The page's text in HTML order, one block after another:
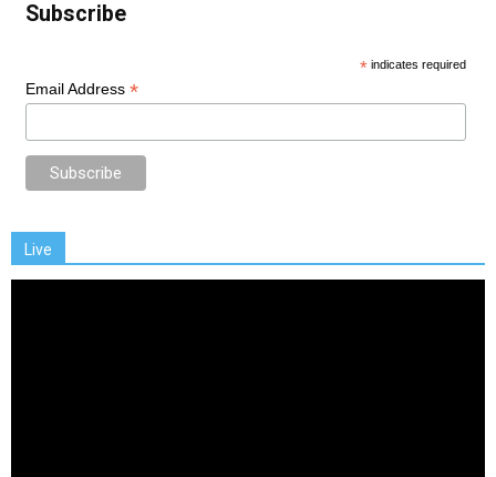
Subscribe
* indicates required
Email Address *
Live